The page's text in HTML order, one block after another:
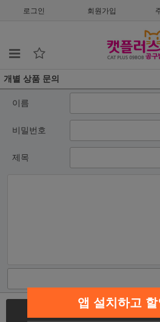
로그인 회원가입
개별 상품 문의
이름
비밀번호
제목
글쓰기
앱 설치하고